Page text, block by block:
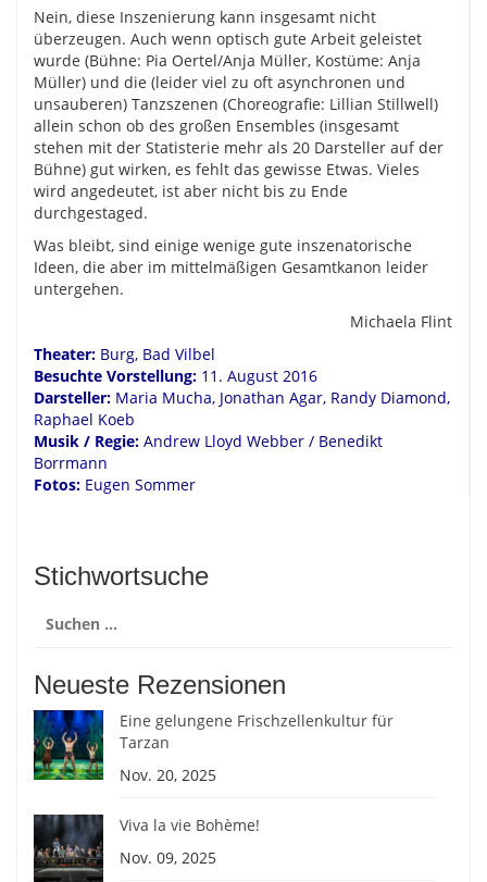
Nein, diese Inszenierung kann insgesamt nicht
überzeugen. Auch wenn optisch gute Arbeit geleistet
wurde (Bühne: Pia Oertel/Anja Müller, Kostüme: Anja
Müller) und die (leider viel zu oft asynchronen und
unsauberen) Tanzszenen (Choreografie: Lillian Stillwell)
allein schon ob des großen Ensembles (insgesamt
stehen mit der Statisterie mehr als 20 Darsteller auf der
Bühne) gut wirken, es fehlt das gewisse Etwas. Vieles
wird angedeutet, ist aber nicht bis zu Ende
durchgestaged.
Was bleibt, sind einige wenige gute inszenatorische
Ideen, die aber im mittelmäßigen Gesamtkanon leider
untergehen.
Michaela Flint
Theater: Burg, Bad Vilbel
Besuchte Vorstellung: 11. August 2016
Darsteller: Maria Mucha, Jonathan Agar, Randy Diamond,
Raphael Koeb
Musik / Regie: Andrew Lloyd Webber / Benedikt
Borrmann
Fotos: Eugen Sommer
Stichwortsuche
nach:
Neueste Rezensionen
Eine gelungene Frischzellenkultur für
Tarzan
Nov. 20, 2025
Viva la vie Bohème!
Nov. 09, 2025